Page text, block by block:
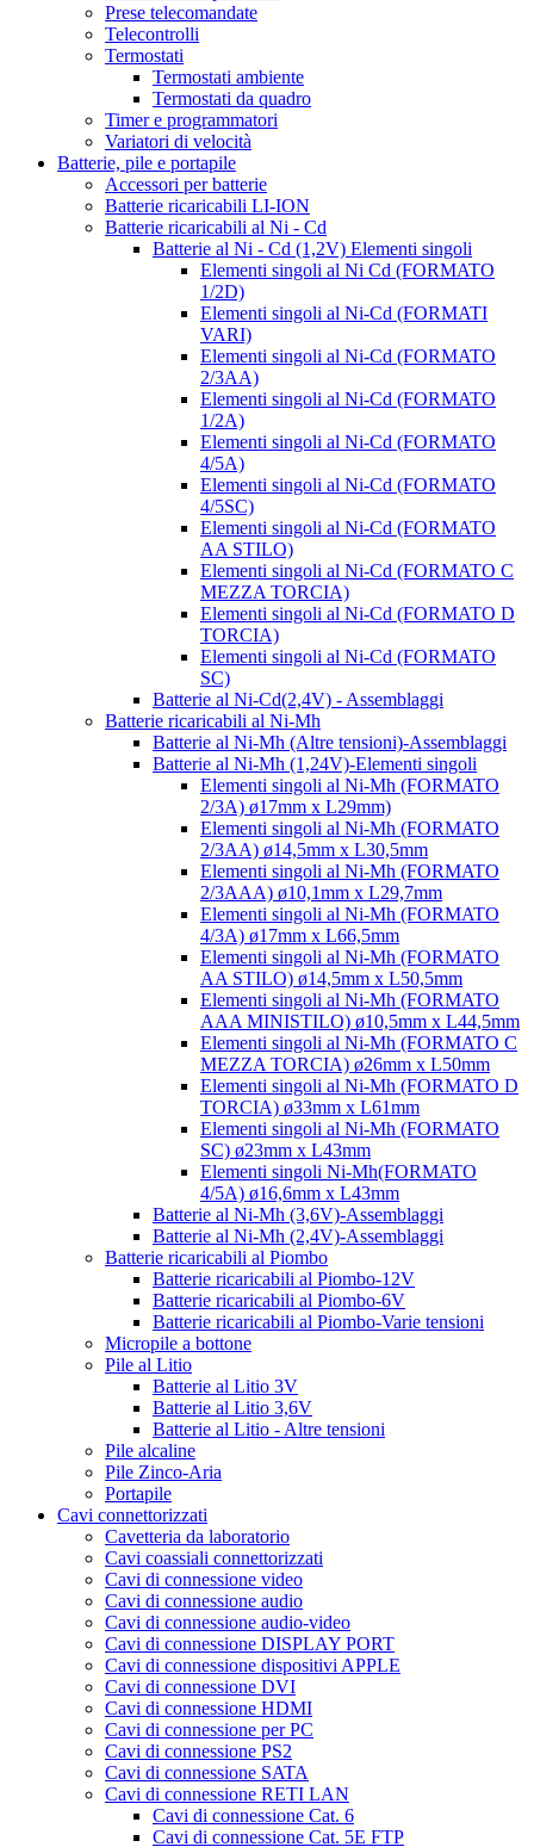
Prese telecomandate
Telecontrolli
Termostati
Termostati ambiente
Termostati da quadro
Timer e programmatori
Variatori di velocità
Batterie, pile e portapile
Accessori per batterie
Batterie ricaricabili LI-ION
Batterie ricaricabili al Ni - Cd
Batterie al Ni - Cd (1,2V) Elementi singoli
Elementi singoli al Ni Cd (FORMATO
1/2D)
Elementi singoli al Ni-Cd (FORMATI
VARI)
Elementi singoli al Ni-Cd (FORMATO
2/3AA)
Elementi singoli al Ni-Cd (FORMATO
1/2A)
Elementi singoli al Ni-Cd (FORMATO
4/5A)
Elementi singoli al Ni-Cd (FORMATO
4/5SC)
Elementi singoli al Ni-Cd (FORMATO
AA STILO)
Elementi singoli al Ni-Cd (FORMATO C
MEZZA TORCIA)
Elementi singoli al Ni-Cd (FORMATO D
TORCIA)
Elementi singoli al Ni-Cd (FORMATO
SC)
Batterie al Ni-Cd(2,4V) - Assemblaggi
Batterie ricaricabili al Ni-Mh
Batterie al Ni-Mh (Altre tensioni)-Assemblaggi
Batterie al Ni-Mh (1,24V)-Elementi singoli
Elementi singoli al Ni-Mh (FORMATO
2/3A) ø17mm x L29mm)
Elementi singoli al Ni-Mh (FORMATO
2/3AA) ø14,5mm x L30,5mm
Elementi singoli al Ni-Mh (FORMATO
2/3AAA) ø10,1mm x L29,7mm
Elementi singoli al Ni-Mh (FORMATO
4/3A) ø17mm x L66,5mm
Elementi singoli al Ni-Mh (FORMATO
AA STILO) ø14,5mm x L50,5mm
Elementi singoli al Ni-Mh (FORMATO
AAA MINISTILO) ø10,5mm x L44,5mm
Elementi singoli al Ni-Mh (FORMATO C
MEZZA TORCIA) ø26mm x L50mm
Elementi singoli al Ni-Mh (FORMATO D
TORCIA) ø33mm x L61mm
Elementi singoli al Ni-Mh (FORMATO
SC) ø23mm x L43mm
Elementi singoli Ni-Mh(FORMATO
4/5A) ø16,6mm x L43mm
Batterie al Ni-Mh (3,6V)-Assemblaggi
Batterie al Ni-Mh (2,4V)-Assemblaggi
Batterie ricaricabili al Piombo
Batterie ricaricabili al Piombo-12V
Batterie ricaricabili al Piombo-6V
Batterie ricaricabili al Piombo-Varie tensioni
Micropile a bottone
Pile al Litio
Batterie al Litio 3V
Batterie al Litio 3,6V
Batterie al Litio - Altre tensioni
Pile alcaline
Pile Zinco-Aria
Portapile
Cavi connettorizzati
Cavetteria da laboratorio
Cavi coassiali connettorizzati
Cavi di connessione video
Cavi di connessione audio
Cavi di connessione audio-video
Cavi di connessione DISPLAY PORT
Cavi di connessione dispositivi APPLE
Cavi di connessione DVI
Cavi di connessione HDMI
Cavi di connessione per PC
Cavi di connessione PS2
Cavi di connessione SATA
Cavi di connessione RETI LAN
Cavi di connessione Cat. 6
Cavi di connessione Cat. 5E FTP